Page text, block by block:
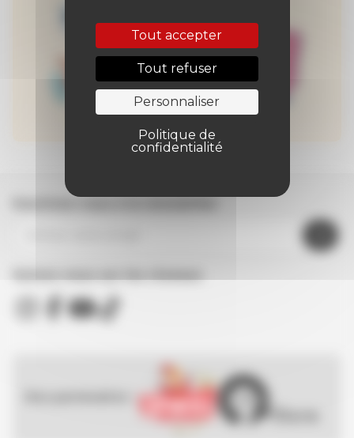
Tout accepter
Tout refuser
Personnaliser
Politique de
confidentialité